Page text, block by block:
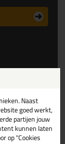
Naast
goed werkt,
partijen jouw
kunnen laten
op "Cookies